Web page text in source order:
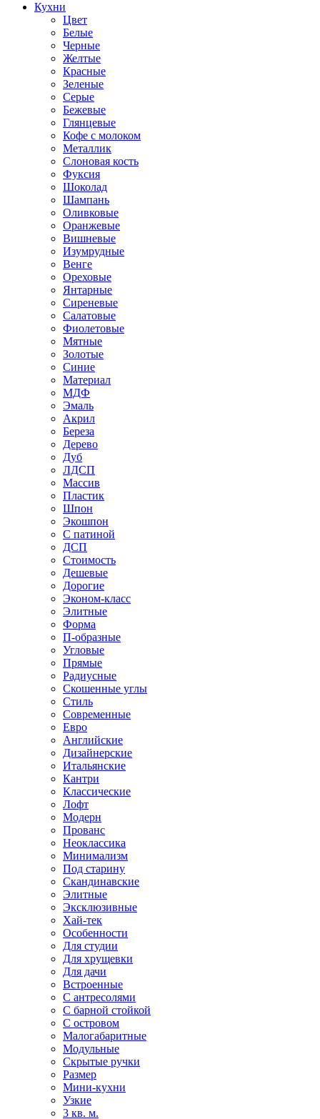
Кухни
Цвет
Белые
Черные
Желтые
Красные
Зеленые
Серые
Бежевые
Глянцевые
Кофе с молоком
Металлик
Слоновая кость
Фуксия
Шоколад
Шампань
Оливковые
Оранжевые
Вишневые
Изумрудные
Венге
Ореховые
Янтарные
Сиреневые
Салатовые
Фиолетовые
Мятные
Золотые
Синие
Материал
МДФ
Эмаль
Акрил
Береза
Дерево
Дуб
ЛДСП
Массив
Пластик
Шпон
Экошпон
С патиной
ДСП
Стоимость
Дешевые
Дорогие
Эконом-класс
Элитные
Форма
П-образные
Угловые
Прямые
Радиусные
Скошенные углы
Стиль
Современные
Евро
Английские
Дизайнерские
Итальянские
Кантри
Классические
Лофт
Модерн
Прованс
Неоклассика
Минимализм
Под старину
Скандинавские
Элитные
Эксклюзивные
Хай-тек
Особенности
Для студии
Для хрущевки
Для дачи
Встроенные
С антресолями
С барной стойкой
С островом
Малогабаритные
Модульные
Скрытые ручки
Размер
Мини-кухни
Узкие
3 кв. м.